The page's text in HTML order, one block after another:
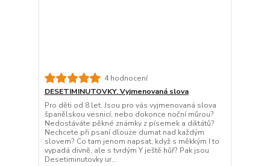
4 hodnocení
DESETIMINUTOVKY. Vyjmenovaná slova
Pro děti od 8 let. Jsou pro vás vyjmenovaná slova
španělskou vesnicí, nebo dokonce noční můrou?
Nedostáváte pěkné známky z písemek a diktátů?
Nechcete při psaní dlouze dumat nad každým
slovem? Co tam jenom napsat, když s měkkým I to
vypadá divně, ale s tvrdým Y ještě hůř? Pak jsou
Desetiminutovky ur...